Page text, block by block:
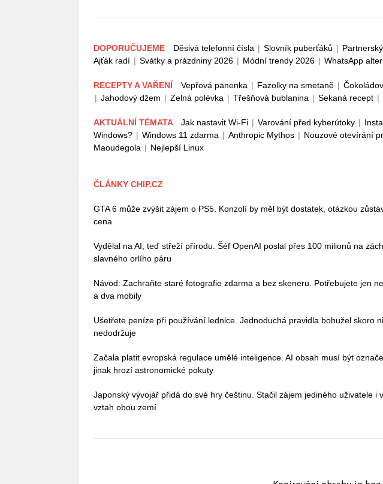
DOPORUČUJEME Děsivá telefonní čísla | Slovník puberťáků |
Ajťák radí | Svátky a prázdniny 2026 | Módní trendy 2026 | WhatsApp
RECEPTY A VAŘENÍ Vepřová panenka | Fazolky na smetaně |
| Jahodový džem | Zelná polévka | Třešňová bublanina | Sekaná recept |
AKTUÁLNÍ TÉMATA Jak nastavit Wi-Fi | Varování před kyberútoky |
Windows? | Windows 11 zdarma | Anthropic Mythos | Nouzové otevírání
Maoudegola | Nejlepší Linux
ČLÁNKY CHIP.CZ
GTA 6 může zvýšit zájem o PS5. Konzolí by měl být dostatek, otázkou
cena
Vydělal na AI, teď střeží přírodu. Šéf OpenAI poslal přes 100 milionů na
slavného orlího páru
Návod: Zachraňte staré fotografie zdarma a bez skeneru. Potřebujete jen
a dva mobily
Ušetřete peníze při používání lednice. Jednoduchá pravidla bohužel skoro
nedodržuje
Začala platit evropská regulace umělé inteligence. AI obsah musí být
jinak hrozí astronomické pokuty
Japonský vývojář přidá do své hry češtinu. Stačil zájem jediného uživatele i
vztah obou zemí